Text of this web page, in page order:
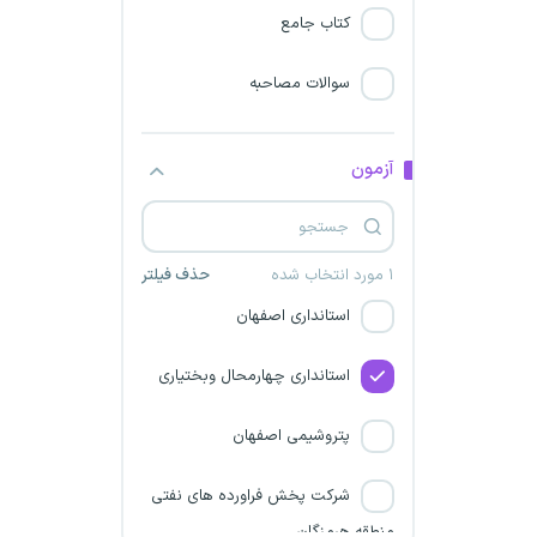
کتاب جامع
سوالات مصاحبه
آزمون
۱ مورد انتخاب شده حذف فیلتر
استانداری فارس
استانداری خراسان رضوی
وزارت تعاون، کار و رفاه اجتماعی
استانداری اصفهان
استانداری چهارمحال وبختیاری
پتروشیمی اصفهان
شرکت پخش فراورده های نفتی
منطقه هرمزگان